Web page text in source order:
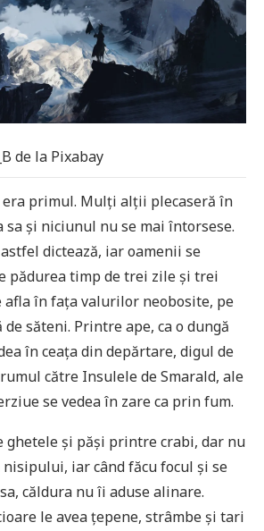
de la Pixabay
era primul. Mulți alții plecaseră în
și niciunul nu se mai întorsese.
dictează, iar oamenii se
pădurea timp de trei zile și trei
afla în fața valurilor neobosite, pe
săteni. Printre ape, ca o dungă
în ceața din depărtare, digul de
către Insulele de Smarald, ale
se vedea în zare ca prin fum.
ghetele și păși printre crabi, dar nu
iar când făcu focul și se
căldura nu îi aduse alinare.
le avea țepene, strâmbe și tari